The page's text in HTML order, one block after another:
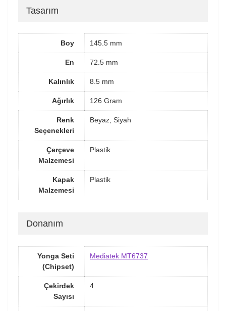
Tasarım
Boy 145.5 mm
En 72.5 mm
Kalınlık 8.5 mm
Ağırlık 126 Gram
Renk
Seçenekleri
Beyaz, Siyah
Çerçeve
Malzemesi
Plastik
Kapak
Malzemesi
Plastik
Donanım
Yonga Seti
(Chipset)
Mediatek MT6737
Çekirdek
Sayısı
4